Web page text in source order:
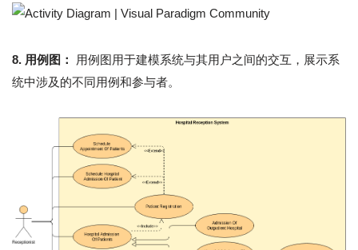
8. 用例图：
用例图用于建模系统与其用户之间的交互，展示系
统中涉及的不同用例和参与者。